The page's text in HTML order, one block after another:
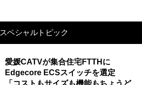
スペシャルトピック
愛媛CATVが集合住宅FTTHに
Edgecore ECSスイッチを選定